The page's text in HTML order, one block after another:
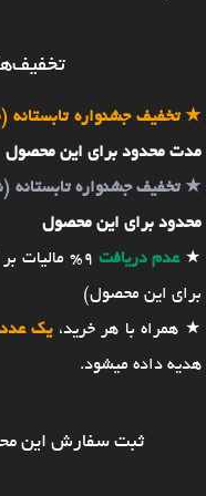
★تخفیف جشنواره تابستانه (طلای
مدت محدود برای این محصول
★تخفیف جشنواره تابستانه
محدود برای این محصول
★عدم دریافت 9% مالیات بر ارزش افزوده (به مبلغ
برای این محصول)
★ همراه با هر خرید،یک عدد
هدیه داده میشود.
ثبت سفارش این